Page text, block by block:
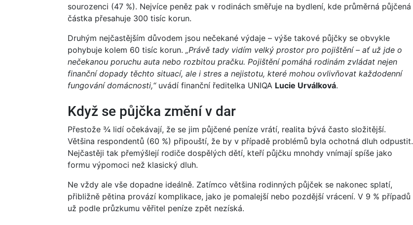
sourozenci (47 %). Nejvíce peněz pak v rodinách směřuje na bydlení, kde průměrná půjčená
částka přesahuje 300 tisíc korun.
Druhým nejčastějším důvodem jsou nečekané výdaje – výše takové půjčky se obvykle
pohybuje kolem 60 tisíc korun. „Právě tady vidím velký prostor pro pojištění – ať už jde o
nečekanou poruchu auta nebo rozbitou pračku. Pojištění pomáhá rodinám zvládat nejen
finanční dopady těchto situací, ale i stres a nejistotu, které mohou ovlivňovat každodenní
fungování domácnosti,“ uvádí finanční ředitelka UNIQA Lucie Urválková.
Když se půjčka změní v dar
Přestože ¾ lidí očekávají, že se jim půjčené peníze vrátí, realita bývá často složitější.
Většina respondentů (60 %) připouští, že by v případě problémů byla ochotná dluh odpustit.
Nejčastěji tak přemýšlejí rodiče dospělých dětí, kteří půjčku mnohdy vnímají spíše jako
formu výpomoci než klasický dluh.
Ne vždy ale vše dopadne ideálně. Zatímco většina rodinných půjček se nakonec splatí,
přibližně pětina provází komplikace, jako je pomalejší nebo pozdější vrácení. V 9 % případů
už podle průzkumu věřitel peníze zpět nezíská.